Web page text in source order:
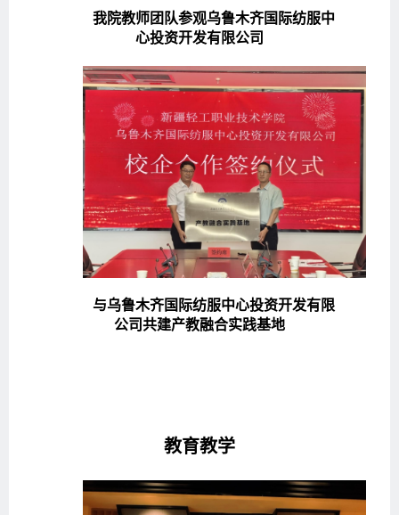
我院教师团队参观乌鲁木齐国际纺服中
心投资开发有限公司
与乌鲁木齐国际纺服中心投资开发有限
公司共建产教融合实践基地
教育教学